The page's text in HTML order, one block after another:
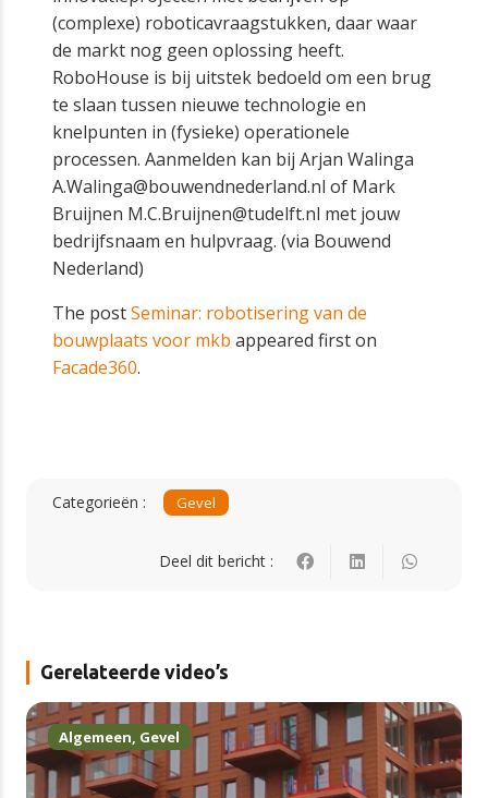
(complexe) roboticavraagstukken, daar waar
de markt nog geen oplossing heeft.
RoboHouse is bij uitstek bedoeld om een brug
te slaan tussen nieuwe technologie en
knelpunten in (fysieke) operationele
processen. Aanmelden kan bij Arjan Walinga
A.Walinga@bouwendnederland.nl of Mark
Bruijnen M.C.Bruijnen@tudelft.nl met jouw
bedrijfsnaam en hulpvraag. (via Bouwend
Nederland)
The postSeminar: robotisering van de
bouwplaats voor mkb appeared first on
Facade360.
Categorieën : Gevel
Deel dit bericht :
Gerelateerde video’s
Algemeen, Gevel